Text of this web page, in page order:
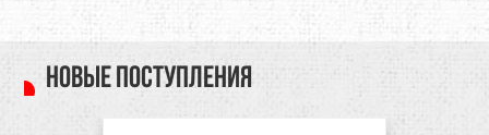
Новые поступления